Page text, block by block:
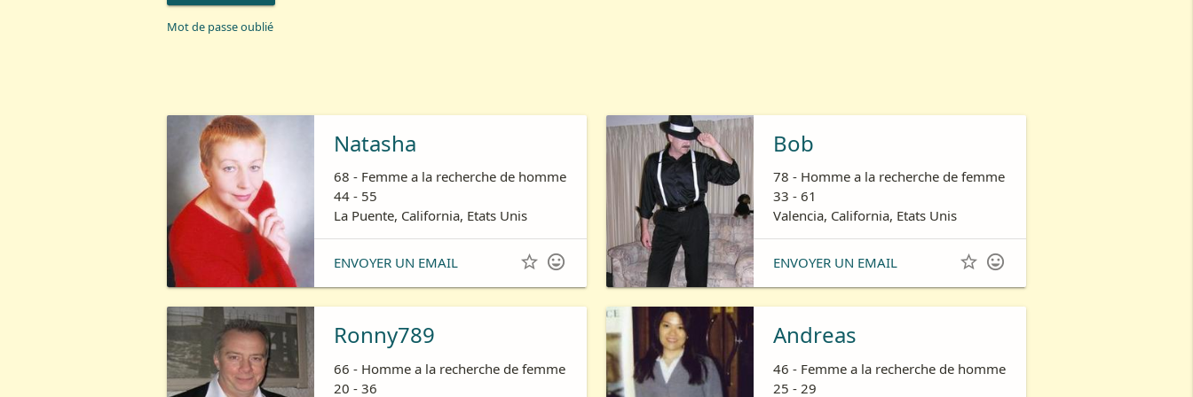
Mot de passe oublié
Natasha
68 - Femme a la recherche de homme
44 - 55
La Puente, California, Etats Unis
ENVOYER UN EMAIL  
Bob
78 - Homme a la recherche de femme
33 - 61
Valencia, California, Etats Unis
ENVOYER UN EMAIL  
Ronny789
66 - Homme a la recherche de femme
20 - 36
Andreas
46 - Femme a la recherche de homme
25 - 29